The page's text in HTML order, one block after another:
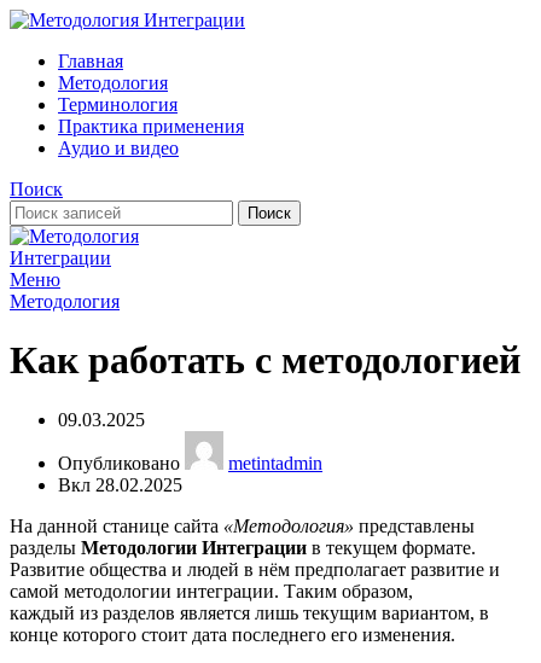
Главная
Методология
Терминология
Практика применения
Аудио и видео
Поиск
Поиск
Меню
Методология
Как работать с методологией
09.03.2025
Опубликовано
metintadmin
Вкл 28.02.2025
На данной станице сайта «Методология» представлены
разделы Методологии Интеграции в текущем формате.
Развитие общества и людей в нём предполагает развитие и
самой методологии интеграции. Таким образом,
каждый из разделов является лишь текущим вариантом, в
конце которого стоит дата последнего его изменения.